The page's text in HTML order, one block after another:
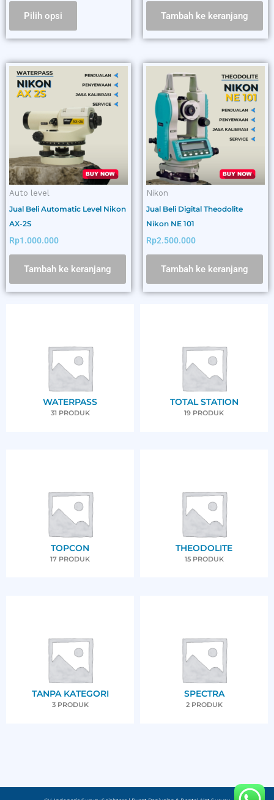
Pilih opsi Tambah ke keranjang
Auto level
Jual Beli Automatic Level Nikon
AX-2S
Rp1.000.000
Tambah ke keranjang
Nikon
Jual Beli Digital Theodolite
Nikon NE 101
Rp2.500.000
Tambah ke keranjang
WATERPASS
31 PRODUK
TOTAL STATION
19 PRODUK
TOPCON
17 PRODUK
THEODOLITE
15 PRODUK
TANPA KATEGORI
3 PRODUK
SPECTRA
2 PRODUK